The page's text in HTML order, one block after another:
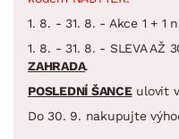
1. 8. - 31. 8. - Akce 1 + 1
1. 8. - 31. 8. - SLEVA AŽ
ZAHRADA.
POSLEDNÍ ŠANCEulovit
Do 30. 9. nakupujte